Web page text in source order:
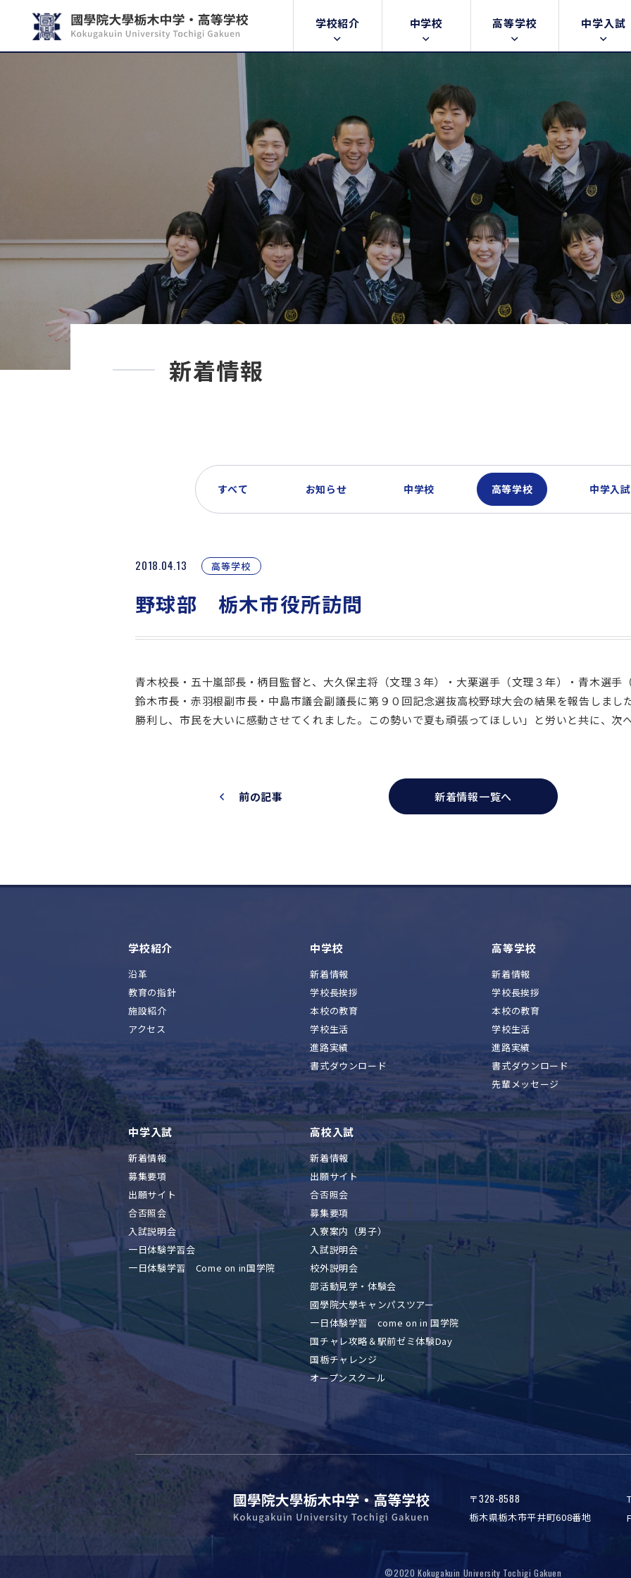
学校紹介 中学校 高等学校 中学入試
新着情報
すべて お知らせ 中学校 高等学校 中学入試
2018.04.13 高等学校
野球部 栃木市役所訪問
青木校長・五十嵐部長・柄目監督と、大久保主将（文理３年）・大栗選手（文理３年）・青木選手
鈴木市長・赤羽根副市長・中島市議会副議長に第９０回記念選抜高校野球大会の結果を報告しまし
勝利し、市民を大いに感動させてくれました。この勢いで夏も頑張ってほしい」と労いと共に、次
新着情報一覧へ
前の記事
学校紹介
沿革
教育の指針
施設紹介
アクセス
中学校
新着情報
学校長挨拶
本校の教育
学校生活
進路実績
書式ダウンロード
高等学校
新着情報
学校長挨拶
本校の教育
学校生活
進路実績
書式ダウンロード
先輩メッセージ
中学入試
新着情報
募集要項
出願サイト
合否照会
入試説明会
一日体験学習会
一日体験学習 Come on in国学院
高校入試
新着情報
出願サイト
合否照会
募集要項
入寮案内（男子）
入試説明会
校外説明会
部活動見学・体験会
國學院大學キャンパスツアー
一日体験学習 come on in 国学院
国チャレ攻略＆駅前ゼミ体験Day
国栃チャレンジ
オープンスクール
〒328-8588
栃木県栃木市平井町608番地
©2020 Kokugakuin University Tochigi Gakuen